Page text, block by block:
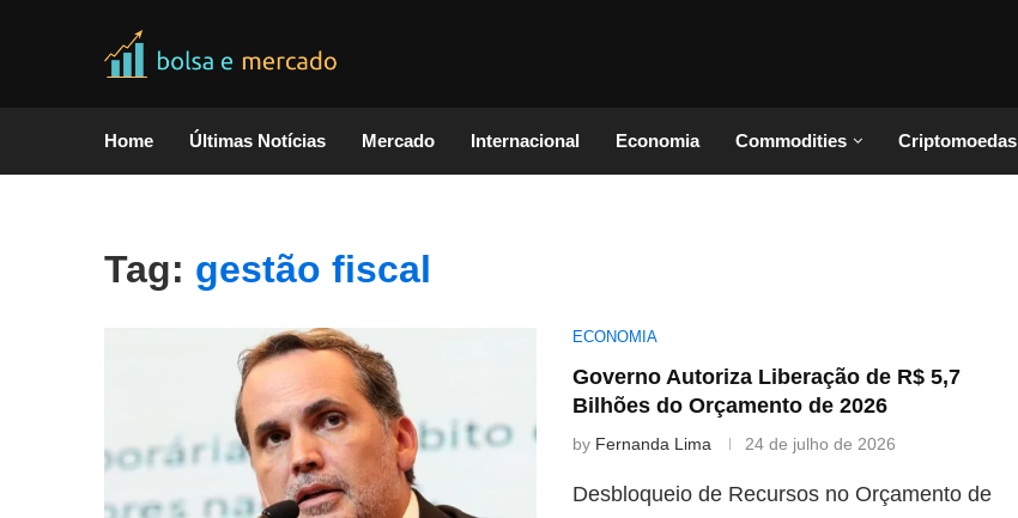
Home Últimas Notícias Mercado Internacional Economia Commodities Criptomoedas
Tag: gestão fiscal
ECONOMIA
Governo Autoriza Liberação de R$ 5,7
Bilhões do Orçamento de 2026
by Fernanda Lima 24 de julho de 2026
Desbloqueio de Recursos no Orçamento de